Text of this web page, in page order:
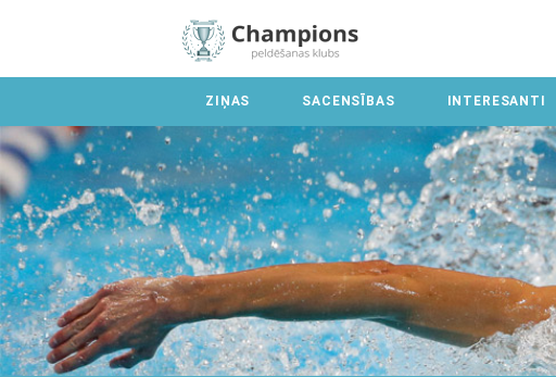
ZIŅAS SACENSĪBAS INTERESANTI